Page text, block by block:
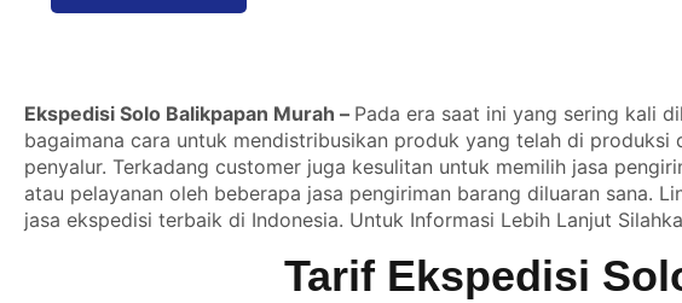
Ekspedisi Solo Balikpapan Murah – Pada era saat ini yang sering kali
bagaimana cara untuk mendistribusikan produk yang telah di
penyalur. Terkadang customer juga kesulitan untuk memilih jasa
atau pelayanan oleh beberapa jasa pengiriman barang diluaran sana.
jasa ekspedisi terbaik di Indonesia. Untuk Informasi Lebih Lanjut
Tarif Ekspedisi